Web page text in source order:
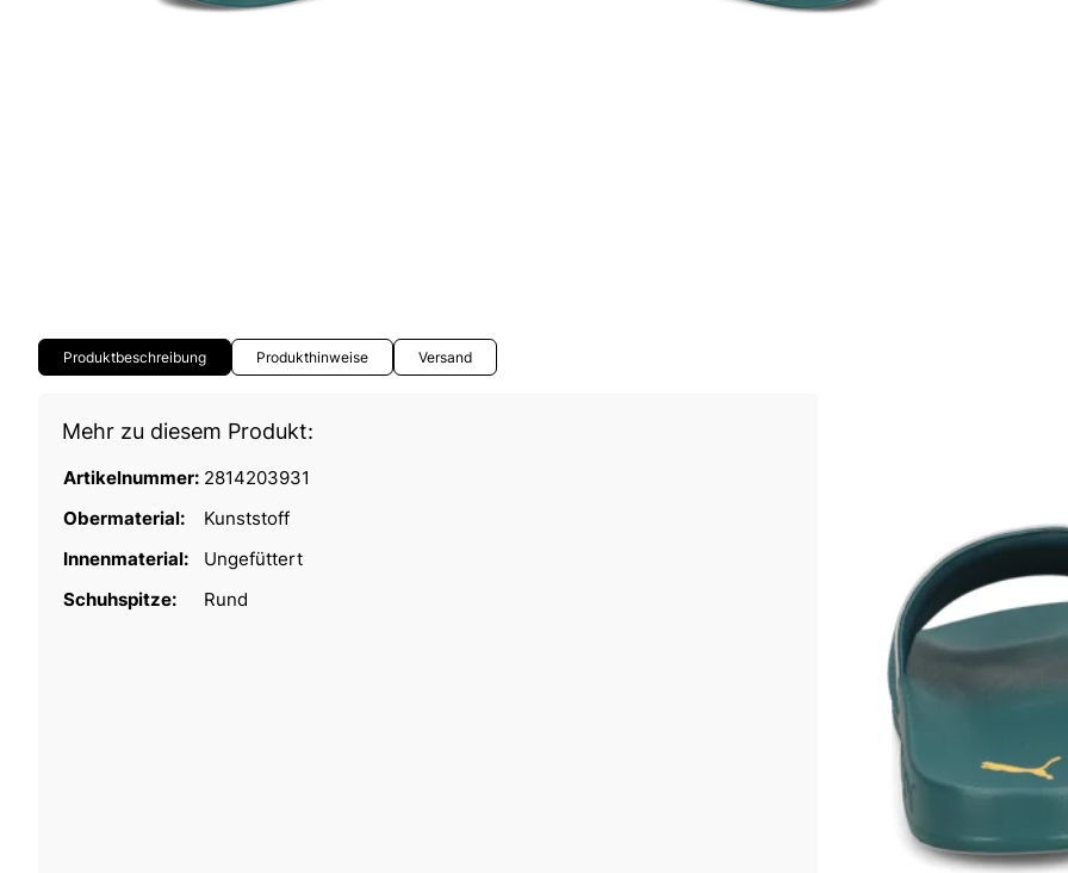
Produktbeschreibung Produkthinweise Versand
Mehr zu diesem Produkt:
Artikelnummer: 2814203931
Obermaterial:
Kunststoff
Innenmaterial:
Ungefüttert
Schuhspitze:
Rund